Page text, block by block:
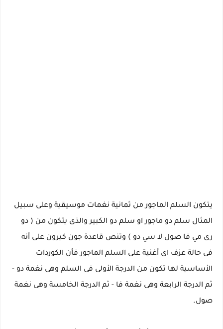
يتكون السلم الماجور من ثمانية نغمات موسيقية وعلى سبيل
المثال سلم دو ماجور او سلم دو الكبير والذى يتكون من ( دو
رى مي فا صول لا سي دو ) وتنص قاعدة جون كيرون على أنه
فى حالة عزف اى أغنية على السلم الماجور فأن الكوردات
الأساسية لها تكون من الدرجة الأولى فى السلم وهى نغمة دو -
ثم الدرجة الرابعة وهى نغمة فا - ثم الدرجة الخامسة وهى نغمة
صول.